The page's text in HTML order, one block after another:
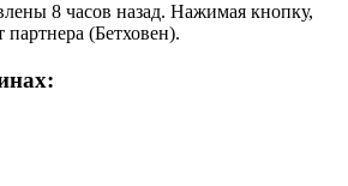
8 часов назад. Нажимая кнопку,
партнера (Бетховен).